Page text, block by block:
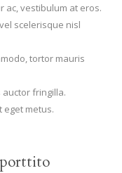
ac, vestibulum at eros.
scelerisque nisl
tortor mauris
fringilla.
eget metus.